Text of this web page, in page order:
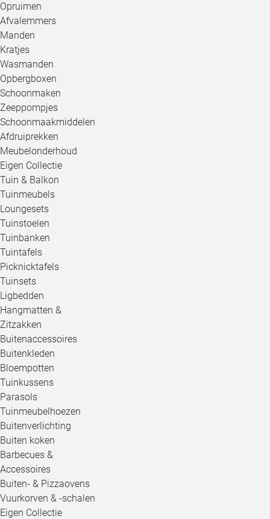
Opruimen
Afvalemmers
Manden
Kratjes
Wasmanden
Opbergboxen
Schoonmaken
Zeeppompjes
Schoonmaakmiddelen
Afdruiprekken
Meubelonderhoud
Eigen Collectie
Tuin & Balkon
Tuinmeubels
Loungesets
Tuinstoelen
Tuinbanken
Tuintafels
Picknicktafels
Tuinsets
Ligbedden
Hangmatten &
Zitzakken
Buitenaccessoires
Buitenkleden
Bloempotten
Tuinkussens
Parasols
Tuinmeubelhoezen
Buitenverlichting
Buiten koken
Barbecues &
Accessoires
Buiten- & Pizzaovens
Vuurkorven & -schalen
Eigen Collectie